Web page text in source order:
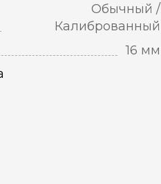
Обычный /
Калиброванный
16 мм